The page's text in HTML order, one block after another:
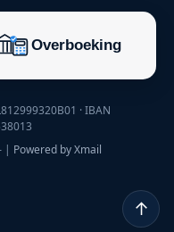
· IBAN
| Powered by Xmail
↑